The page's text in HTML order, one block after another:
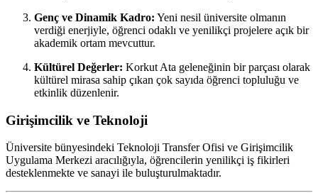
Genç ve Dinamik Kadro: Yeni nesil üniversite olmanın
verdiği enerjiyle, öğrenci odaklı ve yenilikçi projelere açık bir
akademik ortam mevcuttur.
Kültürel Değerler: Korkut Ata geleneğinin bir parçası olarak
kültürel mirasa sahip çıkan çok sayıda öğrenci topluluğu ve
etkinlik düzenlenir.
Girişimcilik ve Teknoloji
Üniversite bünyesindeki Teknoloji Transfer Ofisi ve Girişimcilik
Uygulama Merkezi aracılığıyla, öğrencilerin yenilikçi iş fikirleri
desteklenmekte ve sanayi ile buluşturulmaktadır.